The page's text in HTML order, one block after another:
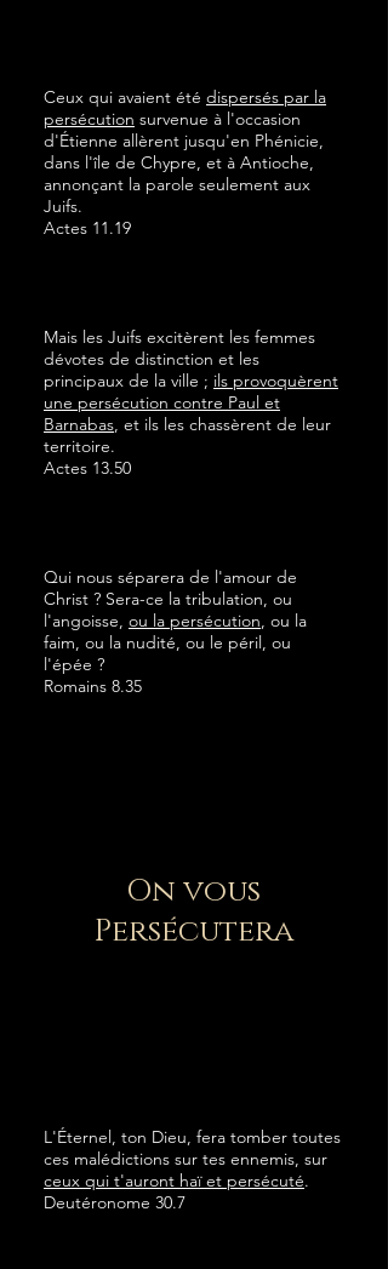
Ceux qui avaient été dispersés par la
persécution survenue à l'occasion
d'Étienne allèrent jusqu'en Phénicie,
dans l'île de Chypre, et à Antioche,
annonçant la parole seulement aux
Juifs.
Actes 11.19
Mais les Juifs excitèrent les femmes
dévotes de distinction et les
principaux de la ville ; ils provoquèrent
une persécution contre Paul et
Barnabas, et ils les chassèrent de leur
territoire.
Actes 13.50
Qui nous séparera de l'amour de
Christ ? Sera-ce la tribulation, ou
l'angoisse, ou la persécution, ou la
faim, ou la nudité, ou le péril, ou
l'épée ?
Romains 8.35
On vous
Persécutera
L'Éternel, ton Dieu, fera tomber toutes
ces malédictions sur tes ennemis, sur
ceux qui t'auront haï et persécuté.
Deutéronome 30.7